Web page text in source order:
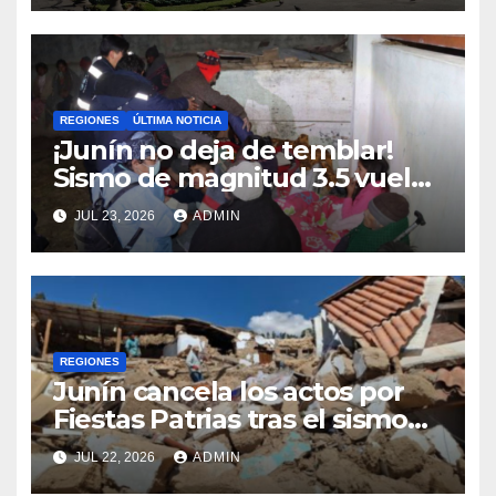
REGIONES ÚLTIMA NOTICIA
¡Junín no deja de temblar!
Sismo de magnitud 3.5 vuelve
a sacudir Chupaca
JUL 23, 2026 ADMIN
REGIONES
Junín cancela los actos por
Fiestas Patrias tras el sismo
que dejó cinco fallecidos en
Chupaca
JUL 22, 2026 ADMIN